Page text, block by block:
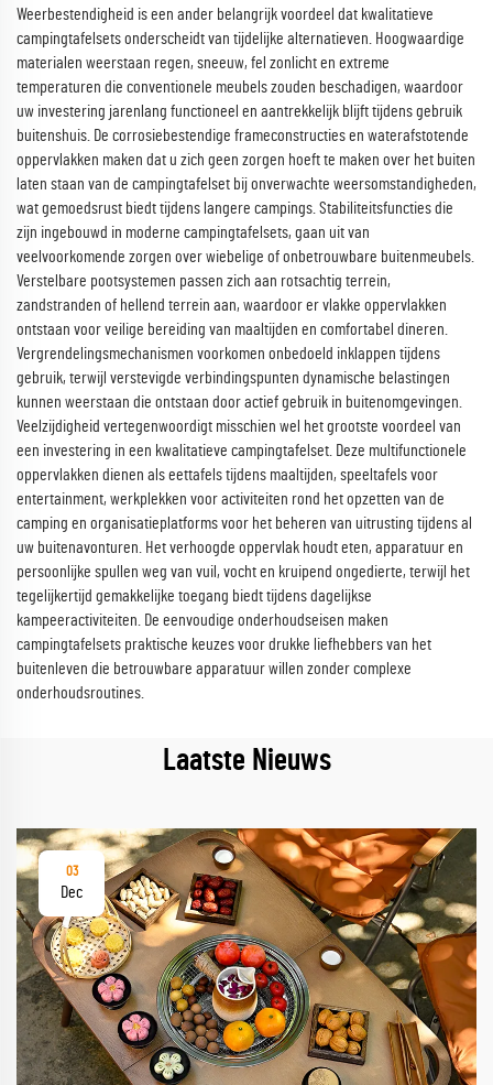
Weerbestendigheid is een ander belangrijk voordeel dat kwalitatieve
campingtafelsets onderscheidt van tijdelijke alternatieven. Hoogwaardige
materialen weerstaan regen, sneeuw, fel zonlicht en extreme
temperaturen die conventionele meubels zouden beschadigen, waardoor
uw investering jarenlang functioneel en aantrekkelijk blijft tijdens gebruik
buitenshuis. De corrosiebestendige frameconstructies en waterafstotende
oppervlakken maken dat u zich geen zorgen hoeft te maken over het buiten
laten staan van de campingtafelset bij onverwachte weersomstandigheden,
wat gemoedsrust biedt tijdens langere campings. Stabiliteitsfuncties die
zijn ingebouwd in moderne campingtafelsets, gaan uit van
veelvoorkomende zorgen over wiebelige of onbetrouwbare buitenmeubels.
Verstelbare pootsystemen passen zich aan rotsachtig terrein,
zandstranden of hellend terrein aan, waardoor er vlakke oppervlakken
ontstaan voor veilige bereiding van maaltijden en comfortabel dineren.
Vergrendelingsmechanismen voorkomen onbedoeld inklappen tijdens
gebruik, terwijl verstevigde verbindingspunten dynamische belastingen
kunnen weerstaan die ontstaan door actief gebruik in buitenomgevingen.
Veelzijdigheid vertegenwoordigt misschien wel het grootste voordeel van
een investering in een kwalitatieve campingtafelset. Deze multifunctionele
oppervlakken dienen als eettafels tijdens maaltijden, speeltafels voor
entertainment, werkplekken voor activiteiten rond het opzetten van de
camping en organisatieplatforms voor het beheren van uitrusting tijdens al
uw buitenavonturen. Het verhoogde oppervlak houdt eten, apparatuur en
persoonlijke spullen weg van vuil, vocht en kruipend ongedierte, terwijl het
tegelijkertijd gemakkelijke toegang biedt tijdens dagelijkse
kampeeractiviteiten. De eenvoudige onderhoudseisen maken
campingtafelsets praktische keuzes voor drukke liefhebbers van het
buitenleven die betrouwbare apparatuur willen zonder complexe
onderhoudsroutines.
Laatste Nieuws
03
Dec